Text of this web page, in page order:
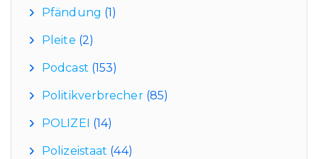
Pfändung (1)
Pleite (2)
Podcast (153)
Politikverbrecher(85)
POLIZEI (14)
Polizeistaat (44)